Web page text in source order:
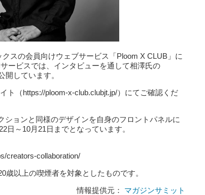
スの会員向けウェブサービス「Ploom X CLUB」に
ービスでは、インタビューを通して相澤氏の
開しています。
ト（https://ploom-x-club.clubjt.jp/）にてご確認くだ
ションと同様のデザインを自身のフロントパネルに
日～10月21日までとなっています。
creators-collaboration/
以上の喫煙者を対象としたものです。
情報提供元： マガジンサミット